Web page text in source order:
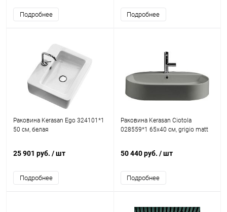
Подробнее Подробнее
Раковина Kerasan Ego 324101*1
50 см, белая
25 901 руб. / шт
Подробнее
Раковина Kerasan Ciotola
028559*1 65x40 см, grigio matt
50 440 руб. / шт
Подробнее